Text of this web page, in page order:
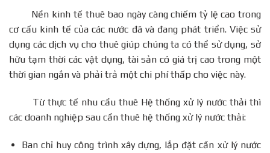
Nền kinh tế thuê bao ngày càng chiếm tỷ lệ cao trong
cơ cấu kinh tế của các nước đã và đang phát triển. Việc sử
dụng các dịch vụ cho thuê giúp chúng ta có thể sử dụng, sở
hữu tạm thời các vật dụng, tài sản có giá trị cao trong một
thời gian ngắn và phải trả một chi phí thấp cho việc này.
Từ thực tế nhu cầu thuê Hệ thống xử lý nước thải thì
các doanh nghiệp sau cần thuê hệ thống xử lý nước thải:
Ban chỉ huy công trình xây dựng, lắp đặt cần xử lý nước